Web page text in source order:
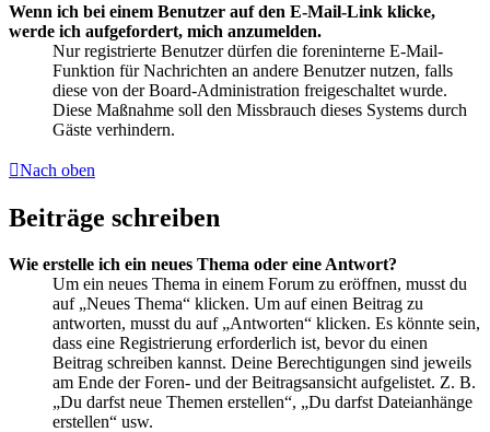
Wenn ich bei einem Benutzer auf den E-Mail-Link klicke,
werde ich aufgefordert, mich anzumelden.
Nur registrierte Benutzer dürfen die foreninterne E-Mail-
Funktion für Nachrichten an andere Benutzer nutzen, falls
diese von der Board-Administration freigeschaltet wurde.
Diese Maßnahme soll den Missbrauch dieses Systems durch
Gäste verhindern.
Nach oben
Beiträge schreiben
Wie erstelle ich ein neues Thema oder eine Antwort?
Um ein neues Thema in einem Forum zu eröffnen, musst du
auf „Neues Thema“ klicken. Um auf einen Beitrag zu
antworten, musst du auf „Antworten“ klicken. Es könnte sein,
dass eine Registrierung erforderlich ist, bevor du einen
Beitrag schreiben kannst. Deine Berechtigungen sind jeweils
am Ende der Foren- und der Beitragsansicht aufgelistet. Z. B.
„Du darfst neue Themen erstellen“, „Du darfst Dateianhänge
erstellen“ usw.